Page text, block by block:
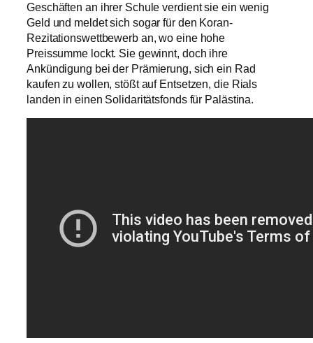
Geschäften an ihrer Schule verdient sie ein wenig
Geld und meldet sich sogar für den Koran-
Rezitationswettbewerb an, wo eine hohe
Preissumme lockt. Sie gewinnt, doch ihre
Ankündigung bei der Prämierung, sich ein Rad
kaufen zu wollen, stößt auf Entsetzen, die Rials
landen in einen Solidaritätsfonds für Palästina.